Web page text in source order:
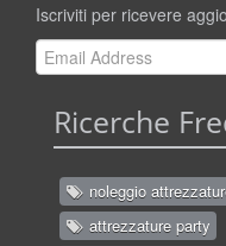
Iscriviti per ricevere
Ricerche
noleggio
attrezzature party